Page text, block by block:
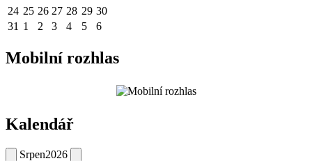
24 25 26 27 28 29 30
31 1 2 3 4 5 6
Mobilní rozhlas
Kalendář
Srpen2026